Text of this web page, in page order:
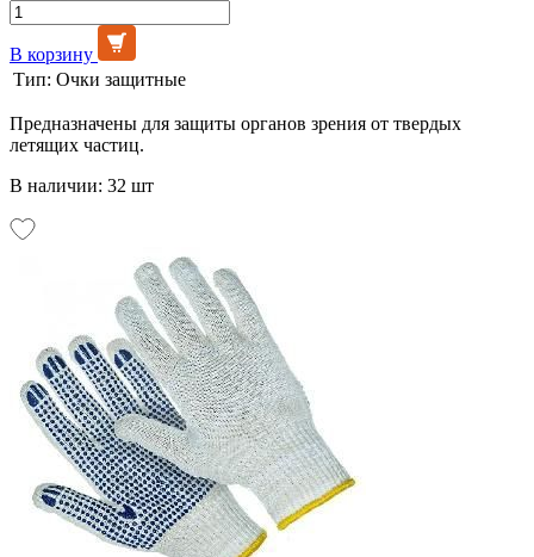
В корзину
Тип: Очки защитные
Предназначены для защиты органов зрения от твердых
летящих частиц.
В наличии: 32 шт